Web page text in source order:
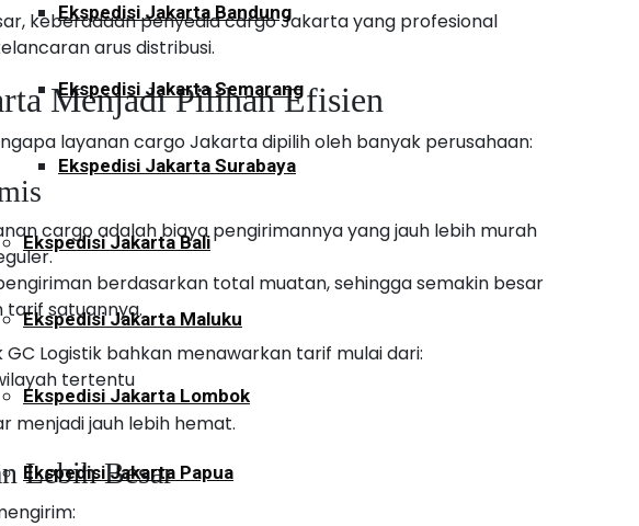
Ekspedisi Jakarta Bandung
Ekspedisi Jakarta Semarang
Ekspedisi Jakarta Surabaya
Ekspedisi Jakarta Bali
Ekspedisi Jakarta Maluku
Ekspedisi Jakarta Lombok
Ekspedisi Jakarta Papua
keberadaan penyedia cargo Jakarta yang profesional
arus distribusi.
Menjadi Pilihan Efisien
layanan cargo Jakarta dipilih oleh banyak perusahaan:
cargo adalah biaya pengirimannya yang jauh lebih murah
berdasarkan total muatan, sehingga semakin besar
tarif satuannya.
Logistik bahkan menawarkan tarif mulai dari:
tertentu
menjadi jauh lebih hemat.
Lebih Besar